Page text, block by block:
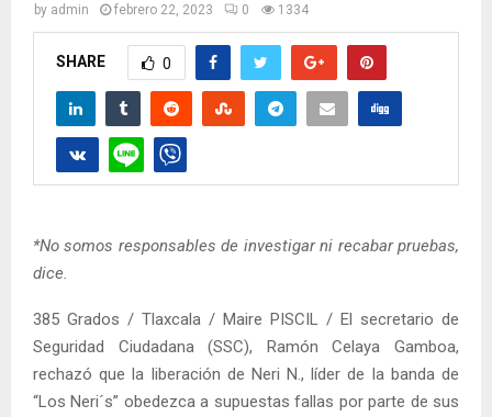
by admin febrero 22, 2023 0 1334
SHARE 0
*No somos responsables de investigar ni recabar pruebas,
dice.
385 Grados / Tlaxcala / Maire PISCIL / El secretario de
Seguridad Ciudadana (SSC), Ramón Celaya Gamboa,
rechazó que la liberación de Neri N., líder de la banda de
“Los Neri´s” obedezca a supuestas fallas por parte de sus